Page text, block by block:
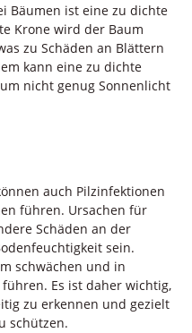
Bäumen ist eine zu dichte
Krone wird der Baum
zu Schäden an Blättern
kann eine zu dichte
nicht genug Sonnenlicht
auch Pilzinfektionen
führen. Ursachen für
Schäden an der
sein.
schwächen und in
Es ist daher wichtig,
zu erkennen und gezielt
schützen.